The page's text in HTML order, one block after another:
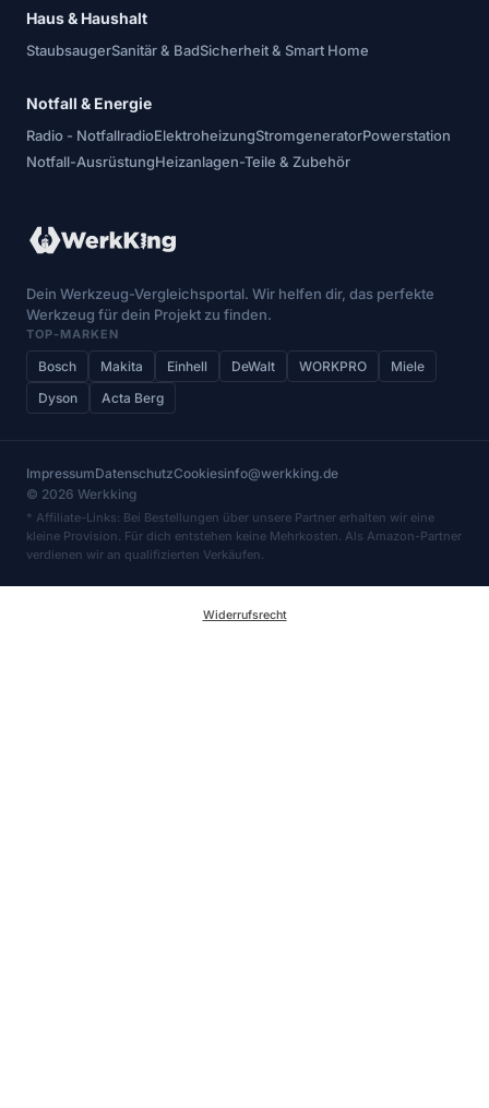
Haus & Haushalt
StaubsaugerSanitär & BadSicherheit & Smart Home
Notfall & Energie
Radio - NotfallradioElektroheizungStromgeneratorPowerstation
Notfall-AusrüstungHeizanlagen-Teile & Zubehör
Dein Werkzeug-Vergleichsportal. Wir helfen dir, das perfekte
Werkzeug für dein Projekt zu finden.
TOP-MARKEN
Bosch Makita Einhell DeWalt WORKPRO
Miele
Dyson
Acta Berg
ImpressumDatenschutzCookiesinfo@werkking.de
© 2026 Werkking
* Affiliate-Links: Bei Bestellungen über unsere Partner erhalten wir eine
kleine Provision. Für dich entstehen keine Mehrkosten. Als Amazon-Partner
verdienen wir an qualifizierten Verkäufen.
Widerrufsrecht